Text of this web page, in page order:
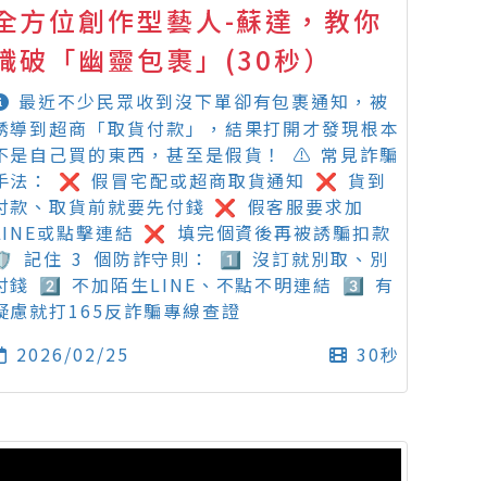
方位創作型藝人-蘇達，教你
破「幽靈包裹」(30秒）
最近不少民眾收到沒下單卻有包裹通知，被
導到超商「取貨付款」，結果打開才發現根本
是自己買的東西，甚至是假貨！ ⚠️ 常見詐騙
法： ❌ 假冒宅配或超商取貨通知 ❌ 貨到
款、取貨前就要先付錢 ❌ 假客服要求加
或點擊連結 ❌ 填完個資後再被誘騙扣款
記住 3 個防詐守則： 1️⃣ 沒訂就別取、別
錢 2️⃣ 不加陌生LINE、不點不明連結 3️⃣ 有
慮就打165反詐騙專線查證
2026/02/25
30秒